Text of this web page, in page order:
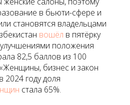
в бьюти-сфере и
становятся владельцами
вошёл в пятёрку
положения
82,5 баллов из 100
бизнес и закон
2024 году доля
стала 65%.